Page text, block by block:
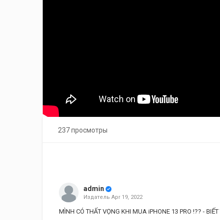
237 просмотры
admin
Издатель Apr 19, 2022
MÌNH CÓ THẤT VỌNG KHI MUA iPHONE 13 PRO !?? -